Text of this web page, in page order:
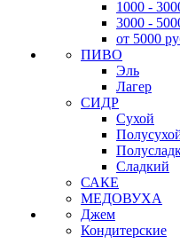
1000 -
3000 -
от 5000
ПИВО
Эль
Лагер
СИДР
Сухой
Сладкий
САКЕ
МЕДОВУХА
Джем
Кондитерские